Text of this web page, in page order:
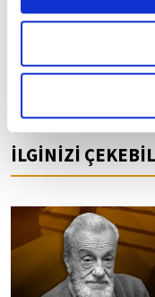
6698 sayılı Kişisel
okumak ve sitemizi
gerçekleştirilen veri
detaylı bilgi almak
Fikriyat.com
İLGİNİZİ